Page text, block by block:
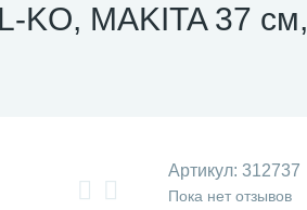
KO, MAKITA 37 см,
Артикул: 312737
Пока нет отзывов